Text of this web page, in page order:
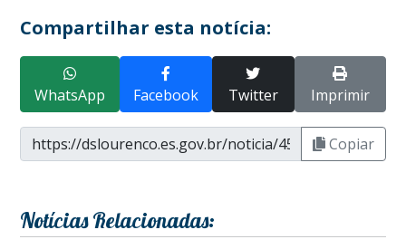
Compartilhar esta notícia:
WhatsApp Facebook Twitter Imprimir
Copiar
Notícias Relacionadas: